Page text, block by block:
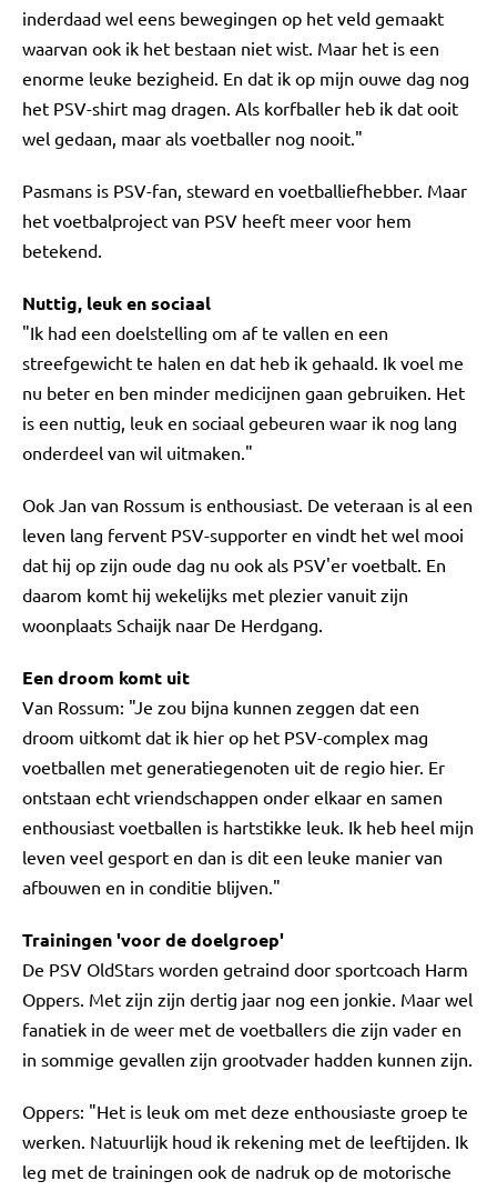
inderdaad wel eens bewegingen op het veld gemaakt
waarvan ook ik het bestaan niet wist. Maar het is een
enorme leuke bezigheid. En dat ik op mijn ouwe dag nog
het PSV-shirt mag dragen. Als korfballer heb ik dat ooit
wel gedaan, maar als voetballer nog nooit."
Pasmans is PSV-fan, steward en voetballiefhebber. Maar
het voetbalproject van PSV heeft meer voor hem
betekend.
Nuttig, leuk en sociaal
"Ik had een doelstelling om af te vallen en een
streefgewicht te halen en dat heb ik gehaald. Ik voel me
nu beter en ben minder medicijnen gaan gebruiken. Het
is een nuttig, leuk en sociaal gebeuren waar ik nog lang
onderdeel van wil uitmaken."
Ook Jan van Rossum is enthousiast. De veteraan is al een
leven lang fervent PSV-supporter en vindt het wel mooi
dat hij op zijn oude dag nu ook als PSV'er voetbalt. En
daarom komt hij wekelijks met plezier vanuit zijn
woonplaats Schaijk naar De Herdgang.
Een droom komt uit
Van Rossum: "Je zou bijna kunnen zeggen dat een
droom uitkomt dat ik hier op het PSV-complex mag
voetballen met generatiegenoten uit de regio hier. Er
ontstaan echt vriendschappen onder elkaar en samen
enthousiast voetballen is hartstikke leuk. Ik heb heel mijn
leven veel gesport en dan is dit een leuke manier van
afbouwen en in conditie blijven."
Trainingen 'voor de doelgroep'
De PSV OldStars worden getraind door sportcoach Harm
Oppers. Met zijn zijn dertig jaar nog een jonkie. Maar wel
fanatiek in de weer met de voetballers die zijn vader en
in sommige gevallen zijn grootvader hadden kunnen zijn.
Oppers: "Het is leuk om met deze enthousiaste groep te
werken. Natuurlijk houd ik rekening met de leeftijden. Ik
leg met de trainingen ook de nadruk op de motorische